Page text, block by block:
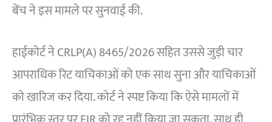
बेंच ने इस मामले पर सुनवाई की.
हाईकोर्ट ने CRLP(A) 8465/2026 सहित उससे जुड़ी चार
आपराधिक रिट याचिकाओं को एक साथ सुना और याचिकाओं
को खारिज कर दिया. कोर्ट ने स्पष्ट किया कि ऐसे मामलों में